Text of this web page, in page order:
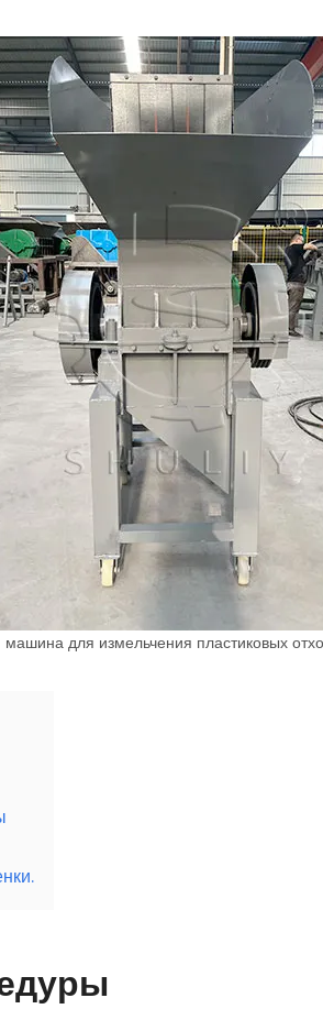
машина для измельчения пластиковых